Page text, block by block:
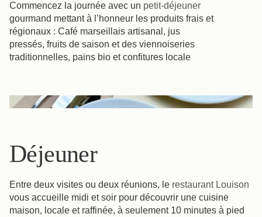
Commencez la journée avec un petit-déjeuner
gourmand mettant à l’honneur les produits frais et
régionaux : Café marseillais artisanal, jus
pressés, fruits de saison et des viennoiseries
traditionnelles, pains bio et confitures locale
Déjeuner
Entre deux visites ou deux réunions, le restaurant Louison
vous accueille midi et soir pour découvrir une cuisine
maison, locale et raffinée, à seulement 10 minutes à pied